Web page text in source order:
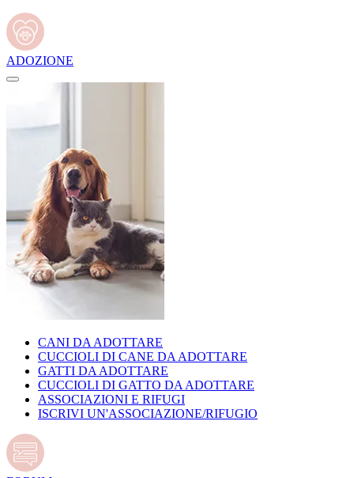
ADOZIONE
CANI DA ADOTTARE
CUCCIOLI DI CANE DA ADOTTARE
GATTI DA ADOTTARE
CUCCIOLI DI GATTO DA ADOTTARE
ASSOCIAZIONI E RIFUGI
ISCRIVI UN'ASSOCIAZIONE/RIFUGIO